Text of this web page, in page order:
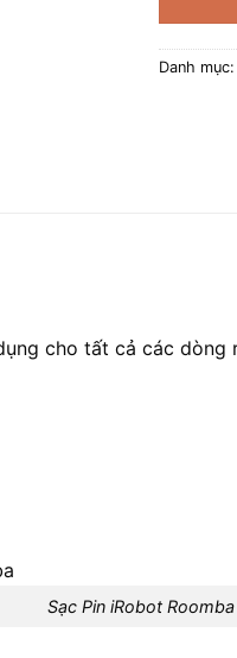
Danh mục:
cho tất cả các
Sạc Pin iRobot Roomba